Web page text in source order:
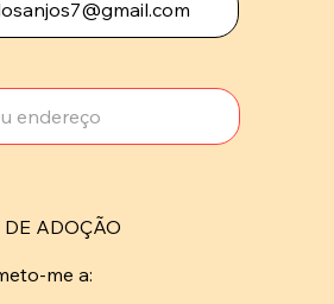
DE ADOÇÃO
me a: